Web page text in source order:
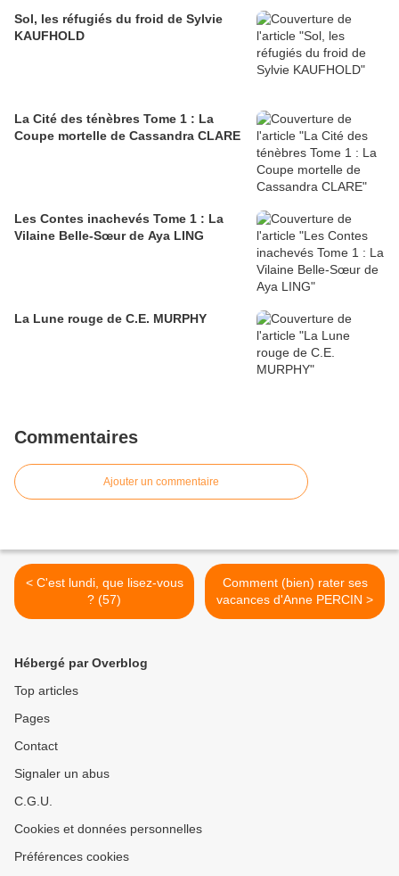
Sol, les réfugiés du froid de Sylvie
KAUFHOLD
La Cité des ténèbres Tome 1 : La
Coupe mortelle de Cassandra CLARE
Les Contes inachevés Tome 1 : La
Vilaine Belle-Sœur de Aya LING
La Lune rouge de C.E. MURPHY
Commentaires
Ajouter un commentaire
< C'est lundi, que lisez-vous
? (57)
Comment (bien) rater ses
vacances d'Anne PERCIN >
Hébergé par Overblog
Top articles
Pages
Contact
Signaler un abus
C.G.U.
Cookies et données personnelles
Préférences cookies